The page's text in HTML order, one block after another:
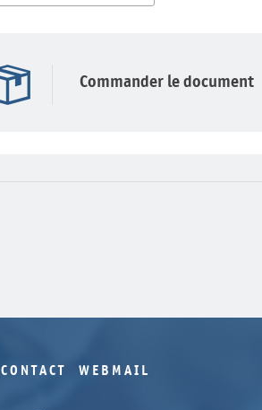
Commander le document
CONTACT WEBMAIL